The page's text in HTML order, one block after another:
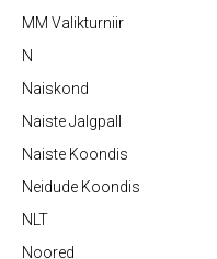
MM Valikturniir
N
Naiskond
Naiste Jalgpall
Naiste Koondis
Neidude Koondis
NLT
Noored